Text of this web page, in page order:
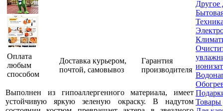
Оплата
любым
способом
Доставка курьером,
почтой, самовывоз
Гарантия
производителя
Выполнен из гипоаллергенного материала, имеет
устойчивую яркую зеленую окраску. В надутом
Другое
Товары